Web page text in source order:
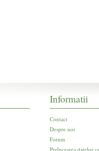
Informatii
Contact
Despre noi
Forum
Prelucrarea datelor